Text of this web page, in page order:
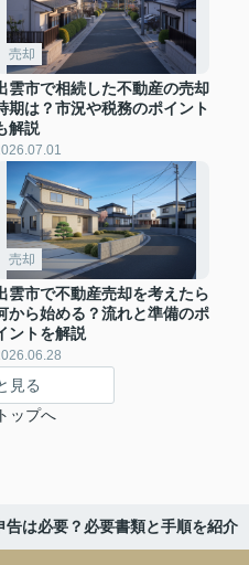
売却
雲市で相続した不動産の売却
期は？市況や税務のポイント
解説
売却
雲市で不動産売却を考えたら
から始める？流れと準備のポ
ントを解説
見る
ップへ
告は必要？必要書類と手順を紹介